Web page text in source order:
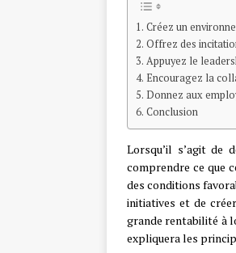
Créez un
Offrez des
Appuyez le
Encouragez la
Donnez aux
Conclusion
Lorsqu’il s’agit de
comprendre ce que
des conditions
initiatives et de
grande rentabilité à
expliquera les